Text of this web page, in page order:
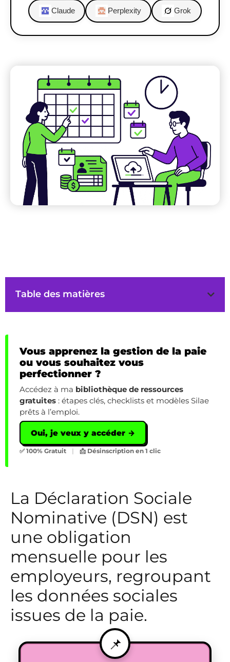
Claude Perplexity Grok
Table des matières
Vous apprenez la gestion de la paie
ou vous souhaitez vous
perfectionner ?
Accédez à ma bibliothèque de ressources
gratuites : étapes clés, checklists et modèles Silae
prêts à l’emploi.
Oui, je veux y accéder →
✅ 100% Gratuit | 📩 Désinscription en 1 clic
La Déclaration Sociale
Nominative (DSN) est
une obligation
mensuelle pour les
employeurs, regroupant
les données sociales
issues de la paie.